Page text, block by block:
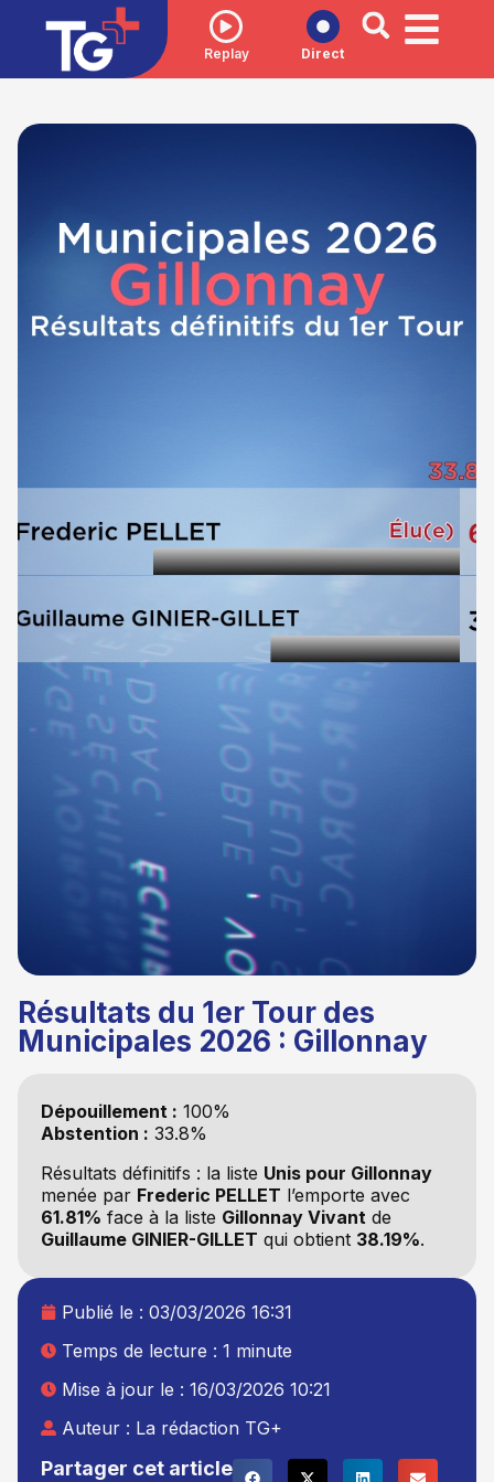
Replay Direct
Résultats du 1er Tour des
Municipales 2026 : Gillonnay
Dépouillement : 100%
Abstention : 33.8%
Résultats définitifs : la liste Unis pour Gillonnay
menée par Frederic PELLET l’emporte avec
61.81% face à la liste Gillonnay Vivantde
Guillaume GINIER-GILLET qui obtient 38.19%.
Partager cet article
Publié le : 03/03/2026 16:31
Temps de lecture : 1 minute
Mise à jour le : 16/03/2026 10:21
Auteur : La rédaction TG+